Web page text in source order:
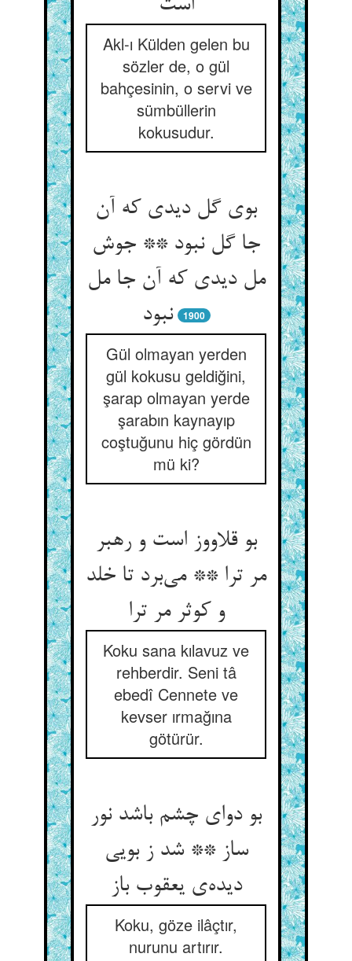
است‌‌
Akl-ı Külden gelen bu
sözler de, o gül
bahçesinin, o servi ve
sümbüllerin
kokusudur.
بوی گل دیدی که آن
جا گل نبود ** جوش
مل دیدی که آن جا مل
نبود
1900
Gül olmayan yerden
gül kokusu geldiğini,
şarap olmayan yerde
şarabın kaynayıp
coştuğunu hiç gördün
mü ki?
بو قلاووز است و رهبر
مر ترا ** می‌‌برد تا خلد
و کوثر مر ترا
Koku sana kılavuz ve
rehberdir. Seni tâ
ebedî Cennete ve
kevser ırmağına
götürür.
بو دوای چشم باشد نور
ساز ** شد ز بویی
دیده‌‌ی یعقوب باز
Koku, göze ilâçtır,
nurunu artırır.